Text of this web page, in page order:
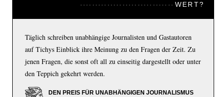
WERT?
Täglich schreiben unabhängige Journalisten und Gastautoren
auf Tichys Einblick ihre Meinung zu den Fragen der Zeit. Zu
jenen Fragen, die sonst oft all zu einseitig dargestellt oder unter
den Teppich gekehrt werden.
DEN PREIS FÜR UNABHÄNGIGEN JOURNALISMUS